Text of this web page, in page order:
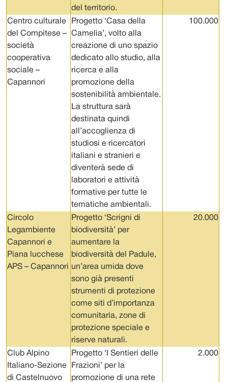
del territorio.
Centro culturale
del Compitese –
società
cooperativa
sociale –
Capannori
Progetto ‘Casa della
Camelia’, volto alla
creazione di uno spazio
dedicato allo studio, alla
ricerca e alla
promozione della
sostenibilità ambientale.
La struttura sarà
destinata quindi
all’accoglienza di
studiosi e ricercatori
italiani e stranieri e
diventerà sede di
laboratori e attività
formative per tutte le
tematiche ambientali.
100.000
Circolo
Legambiente
Capannori e
Piana lucchese
APS – Capannori
Progetto ‘Scrigni di
biodiversità’ per
aumentare la
biodiversità del Padule,
un’area umida dove
sono già presenti
strumenti di protezione
come siti d’importanza
comunitaria, zone di
protezione speciale e
riserve naturali.
20.000
Club Alpino
Italiano-Sezione
di Castelnuovo
Progetto ‘I Sentieri delle
Frazioni’ per la
promozione di una rete
2.000